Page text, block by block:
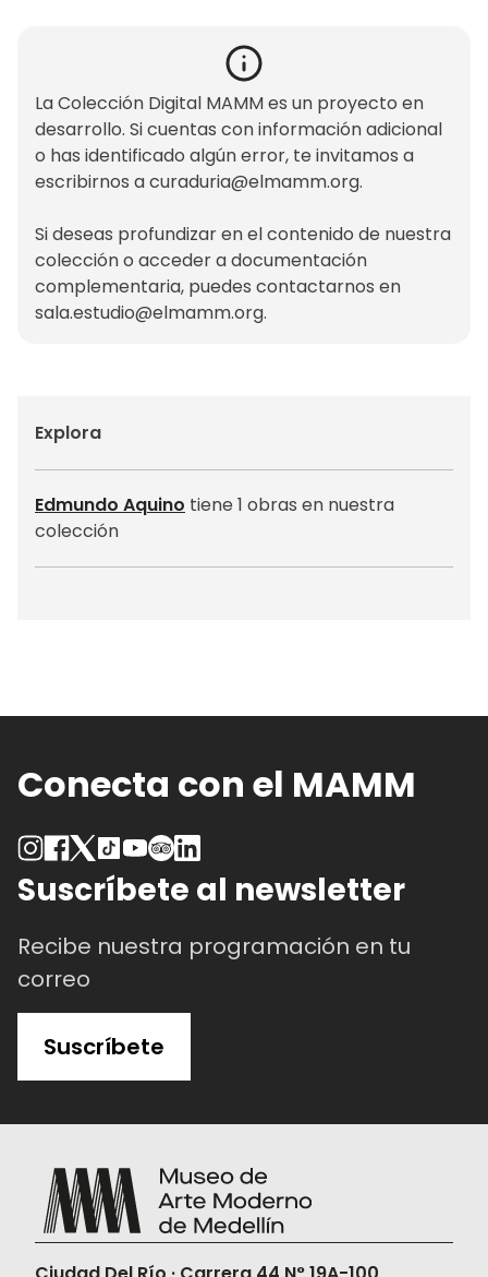
La Colección Digital MAMM es un proyecto en
desarrollo. Si cuentas con información adicional
o has identificado algún error, te invitamos a
escribirnos acuraduria@elmamm.org.
Si deseas profundizar en el contenido de nuestra
colección o acceder a documentación
complementaria, puedes contactarnos en
sala.estudio@elmamm.org.
Explora
Edmundo Aquino tiene 1 obras en nuestra
colección
Conecta con el MAMM
Suscríbete al newsletter
Recibe nuestra programación en tu
correo
Suscríbete